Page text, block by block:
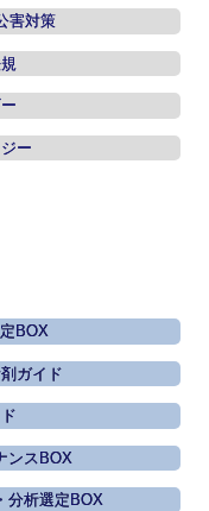
害対策
ー
BOX
ガイド
ンスBOX
分析選定BOX